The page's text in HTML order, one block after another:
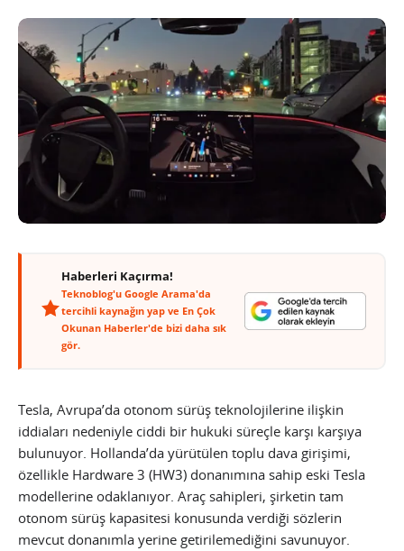
Haberleri Kaçırma!
Teknoblog'u Google Arama'da
tercihli kaynağın yap ve En Çok
Okunan Haberler'de bizi daha sık
gör.
Tesla, Avrupa’da otonom sürüş teknolojilerine ilişkin
iddiaları nedeniyle ciddi bir hukuki süreçle karşı karşıya
bulunuyor. Hollanda’da yürütülen toplu dava girişimi,
özellikle Hardware 3 (HW3) donanımına sahip eski Tesla
modellerine odaklanıyor. Araç sahipleri, şirketin tam
otonom sürüş kapasitesi konusunda verdiği sözlerin
mevcut donanımla yerine getirilemediğini savunuyor.